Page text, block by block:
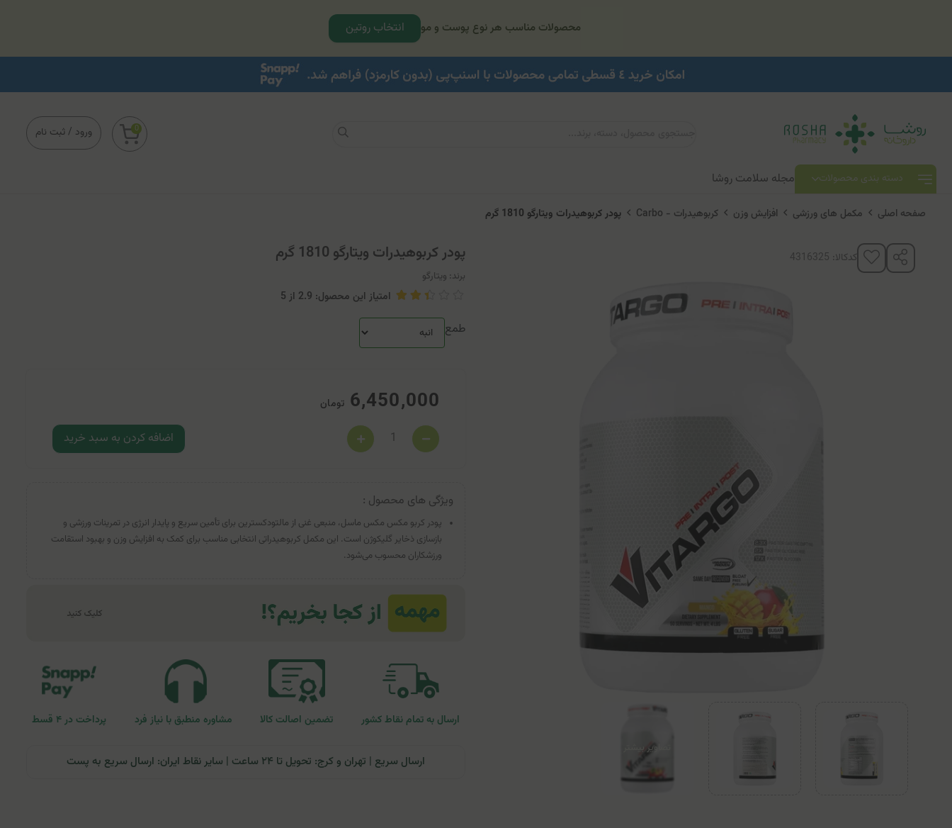
محصولات مناسب هر نوع پوست و مو انتخاب روتین
ورود / ثبت نام 0
دسته بندی محصولات مجله سلامت روشا
صفحه اصلی مکمل های ورزشی افزایش وزن کربوهیدرات - Carbo پودر کربوهیدرات ویتارگو 1810 گرم
کدکالا: پودر کربوهیدرات ویتارگو 1810 گرم
برند: ویتارگو
امتیاز این محصول: 2.9 از 5
طمع
6,450,000 تومان
اضافه کردن به سبد خرید
ویژگی های محصول :
پودر کربو مکس مکس ماسل، منبعی غنی از مالتودکسترین برای تأمین سریع و پایدار انرژی در تمرینات ورزشی و
بازسازی ذخایر گلیکوژن است. این مکمل کربوهیدراتی انتخابی مناسب برای کمک به افزایش وزن و بهبود استقامت
ورزشکاران محسوب می‌شود.
ارسال به تمام نقاط کشور تضمین اصالت کالا مشاوره منطبق با نیاز فرد پرداخت در ۴ قسط
ارسال سریع | تهران و کرج: تحویل تا ۲۴ ساعت | سایر نقاط ایران: ارسال سریع به پست